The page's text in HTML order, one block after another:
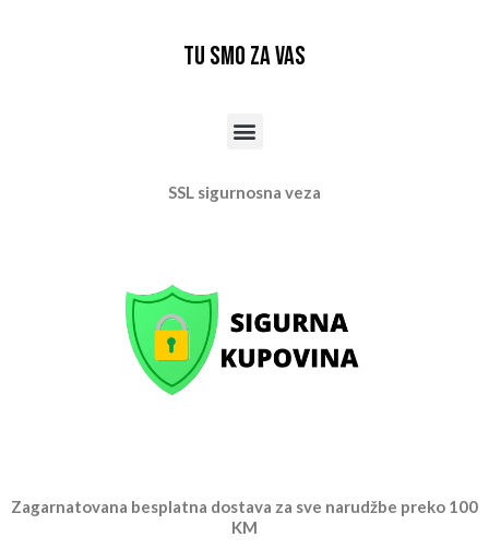
Tu smo za vas
Menu
SSL sigurnosna veza
Zagarnatovana besplatna dostava za sve narudžbe preko 100
KM